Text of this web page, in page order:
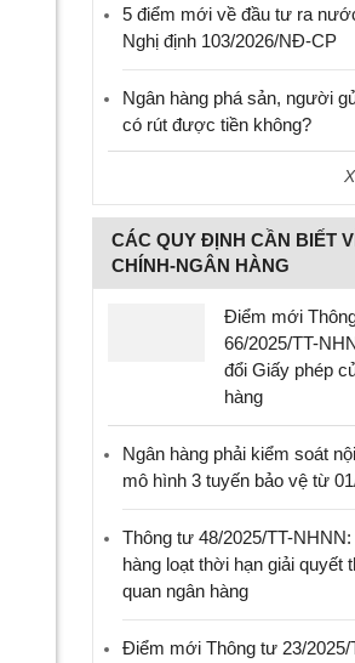
5 điểm mới về đầu tư ra
Nghị định 103/2026/NĐ-CP
Ngân hàng phá sản, người
có rút được tiền không?
CÁC QUY ĐỊNH CẦN BIẾT
CHÍNH-NGÂN HÀNG
Điểm mới
66/2025/TT-
đổi Giấy phép
hàng
Ngân hàng phải kiểm soát
mô hình 3 tuyến bảo vệ từ
Thông tư 48/2025/TT-
hàng loạt thời hạn giải quyết
quan ngân hàng
Điểm mới Thông tư 23/2025/